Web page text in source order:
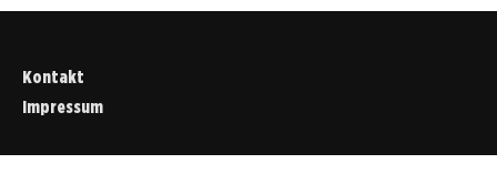
Kontakt
Impressum